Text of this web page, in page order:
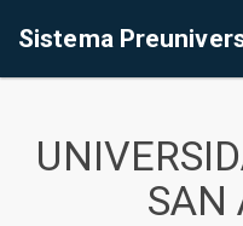
Sistema
SAN